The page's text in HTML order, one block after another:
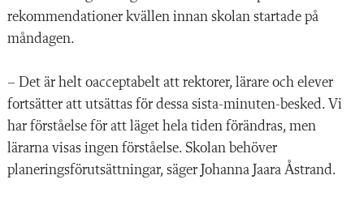
rekommendationer kvällen innan skolan startade på
måndagen.
– Det är helt oacceptabelt att rektorer, lärare och elever
fortsätter att utsättas för dessa sista-minuten-besked. Vi
har förståelse för att läget hela tiden förändras, men
lärarna visas ingen förståelse. Skolan behöver
planeringsförutsättningar, säger Johanna Jaara Åstrand.